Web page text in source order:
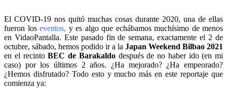
El COVID-19 nos quitó muchas cosas durante 2020, una de ellas
fueron los eventos, y es algo que echábamos muchísimo de menos
en VidaoPantalla. Este pasado fin de semana, exactamente el 2 de
octubre, sábado, hemos podido ir a la Japan Weekend Bilbao 2021
en el recintoBEC de Barakaldodespués de no haber ido (en mi
caso) por los últimos 2 años. ¿Ha mejorado? ¿Ha empeorado?
¿Hemos disfrutado? Todo esto y mucho más en este reportaje que
comienza ya: